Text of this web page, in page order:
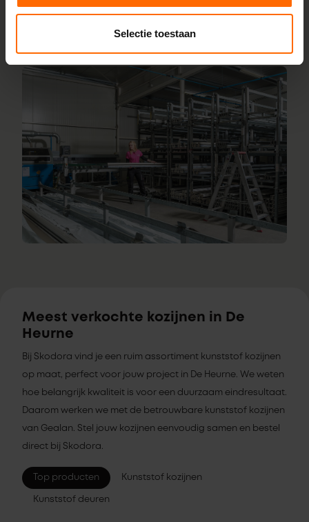
Selectie toestaan
Lees meer over onze fabriek
Meest verkochte kozijnen in De
Heurne
Bij Skodora vind je een ruim assortiment kunststof kozijnen
op maat, perfect voor jouw project in De Heurne. We weten
hoe belangrijk kwaliteit is voor een duurzaam eindresultaat.
Daarom werken we met de betrouwbare kunststof kozijnen
van Gealan. Stel jouw kozijnen eenvoudig samen en bestel
direct bij Skodora.
Top producten Kunststof kozijnen
Kunststof deuren